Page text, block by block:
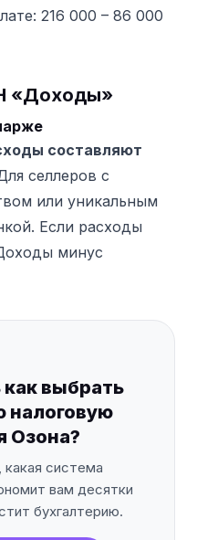
216 000 – 86 000
«Доходы»
составляют
селлеров с
или уникальным
Если расходы
минус
как выбрать
налоговую
Озона?
система
вам десятки
бухгалтерию.